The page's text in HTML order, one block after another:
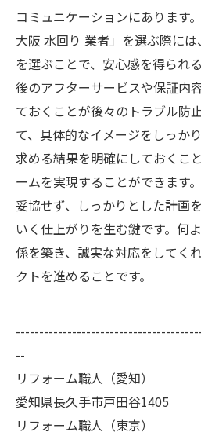
コミュニケーションにあります
大阪 水回り 業者」を選ぶ際に
を選ぶことで、安心感を得られ
後のアフターサービスや保証内
ておくことが後々のトラブル防
て、具体的なイメージをしっか
求める結果を明確にしておくこ
ームを実現することができます
妥協せず、しっかりとした計画
いく仕上がりを生む鍵です。何
係を築き、誠実な対応をしてく
クトを進めることです。
--
リフォーム職人（愛知）
愛知県長久手市戸田谷1405
リフォーム職人（東京）